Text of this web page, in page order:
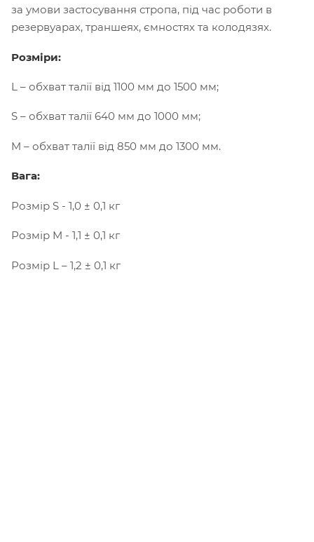
за умови застосування стропа, під час роботи в
резервуарах, траншеях, ємностях та колодязях.
Розміри:
L – обхват талії від 1100 мм до 1500 мм;
S – обхват талії 640 мм до 1000 мм;
M – обхват талії від 850 мм до 1300 мм.
Вага:
Розмір S - 1,0 ± 0,1 кг
Розмір M - 1,1 ± 0,1 кг
Розмір L – 1,2 ± 0,1 кг